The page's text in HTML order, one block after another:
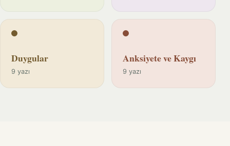
Duygular
9 yazı
Anksiyete ve Kaygı
9 yazı